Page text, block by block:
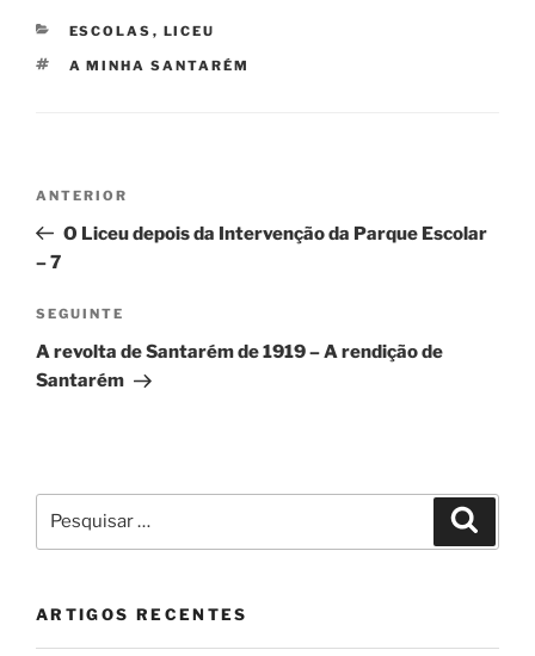
CATEGORIAS
ESCOLAS , LICEU
ETIQUETAS
A MINHA SANTARÉM
artigos
Conteúdo
anterior
ANTERIOR
O Liceu depois da Intervenção da Parque Escolar
– 7
Conteúdo
seguinte
SEGUINTE
A revolta de Santarém de 1919 – A rendição de
Santarém
por:
ARTIGOS RECENTES